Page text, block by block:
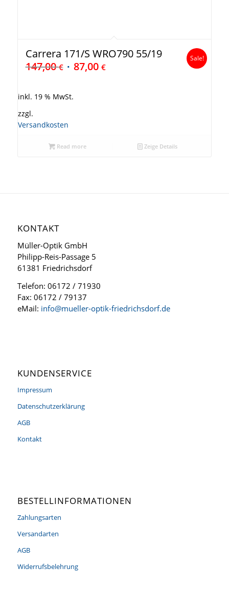
Carrera 171/S WRO790 55/19
147,00€ 87,00 €
Sale!
inkl. 19 % MwSt.
zzgl.
Versandkosten
Read more Zeige Details
KONTAKT
Müller-Optik GmbH
Philipp-Reis-Passage 5
61381 Friedrichsdorf
Telefon: 06172 / 71930
Fax: 06172 / 79137
eMail: info@mueller-optik-friedrichsdorf.de
KUNDENSERVICE
Impressum
Datenschutzerklärung
AGB
Kontakt
BESTELLINFORMATIONEN
Zahlungsarten
Versandarten
AGB
Widerrufsbelehrung